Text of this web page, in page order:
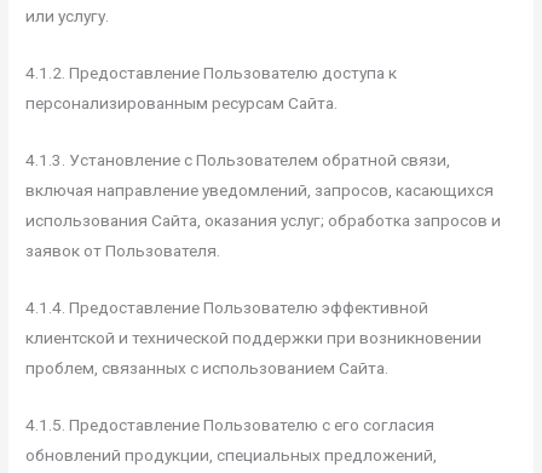
или услугу.
4.1.2. Предоставление Пользователю доступа к
персонализированным ресурсам Сайта.
4.1.3. Установление с Пользователем обратной связи,
включая направление уведомлений, запросов, касающихся
использования Сайта, оказания услуг; обработка запросов и
заявок от Пользователя.
4.1.4. Предоставление Пользователю эффективной
клиентской и технической поддержки при возникновении
проблем, связанных с использованием Сайта.
4.1.5. Предоставление Пользователю с его согласия
обновлений продукции, специальных предложений,